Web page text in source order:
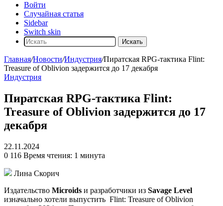
Войти
Случайная статья
Sidebar
Switch skin
Искать
Главная/Новости/Индустрия/Пиратская RPG-тактика Flint:
Treasure of Oblivion задержится до 17 декабря
Индустрия
Пиратская RPG-тактика Flint:
Treasure of Oblivion задержится до 17
декабря
22.11.2024
0 116 Время чтения: 1 минута
Лина Скорич
Издательство Microids и разработчики из Savage Level
изначально хотели выпустить Flint: Treasure of Oblivion